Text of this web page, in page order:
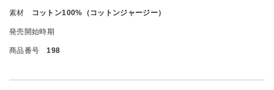
素材 コットン100%（コットンジャージー）
発売開始時期
商品番号 198